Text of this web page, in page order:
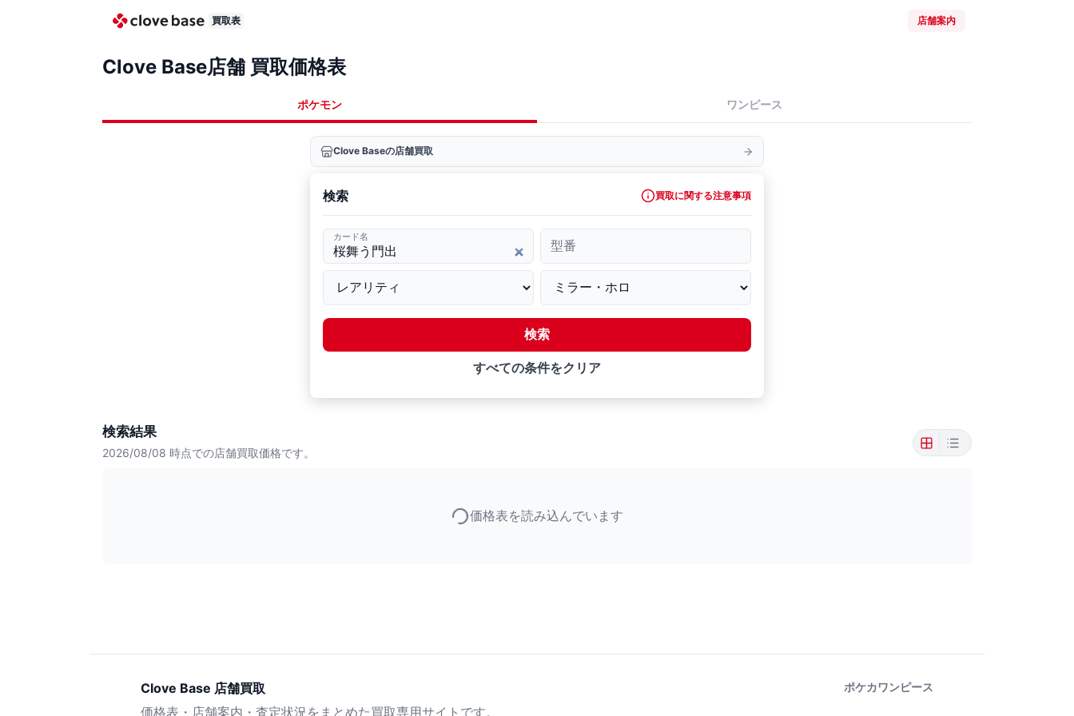
買取表 店舗案内
Clove Base店舗 買取価格表
ポケモン ワンピース
Clove Baseの店舗買取
検索 買取に関する注意事項
カード名
型番
検索
すべての条件をクリア
検索結果
2026/08/08 時点での店舗買取価格です。
価格表を読み込んでいます
Clove Base 店舗買取
価格表・店舗案内・査定状況をまとめた買取専用サイトです。
ポケカワンピース